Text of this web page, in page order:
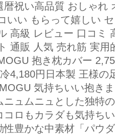
暦祝い高品質 おしゃれ
いい もらって嬉しい
高級 レビュー 口コミ
通販 人気 売れ筋 実
抱き枕カバー
4,180円日本製 王様の
気持ちいい抱き
ニュムニュとした独特
コロもカラダも気持ち
性豊かな中素材「パウ